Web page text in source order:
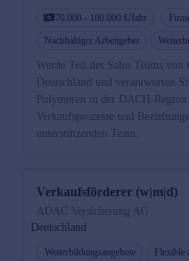
70.000 - 100.000 €/Jahr
Nachhaltiger Arbeitgeber
Werde Teil des Sales Teams
Deutschland und verantworten
Polymeren in der DACH-
Verkaufsprozesse und
unterstützenden Team.
Verkaufsförderer (w|m|d)
ADAC Versicherung AG
Deutschland
Weiterbildungsangebote
Flexible